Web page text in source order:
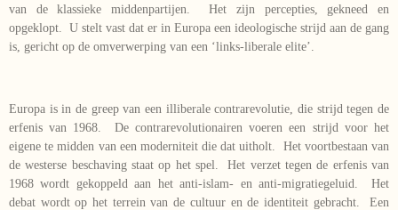
van de klassieke middenpartijen. Het zijn percepties, gekneed en
opgeklopt. U stelt vast dat er in Europa een ideologische strijd aan de gang
is, gericht op de omverwerping van een ‘links-liberale elite’.
Europa is in de greep van een illiberale contrarevolutie, die strijd tegen de
erfenis van 1968. De contrarevolutionairen voeren een strijd voor het
eigene te midden van een moderniteit die dat uitholt. Het voortbestaan van
de westerse beschaving staat op het spel. Het verzet tegen de erfenis van
1968 wordt gekoppeld aan het anti-islam- en anti-migratiegeluid. Het
debat wordt op het terrein van de cultuur en de identiteit gebracht. Een